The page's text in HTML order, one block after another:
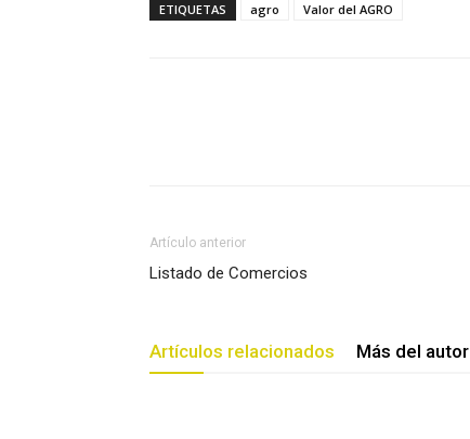
ETIQUETAS agro Valor del AGRO
Artículo anterior
Listado de Comercios
Artículos relacionados Más del autor